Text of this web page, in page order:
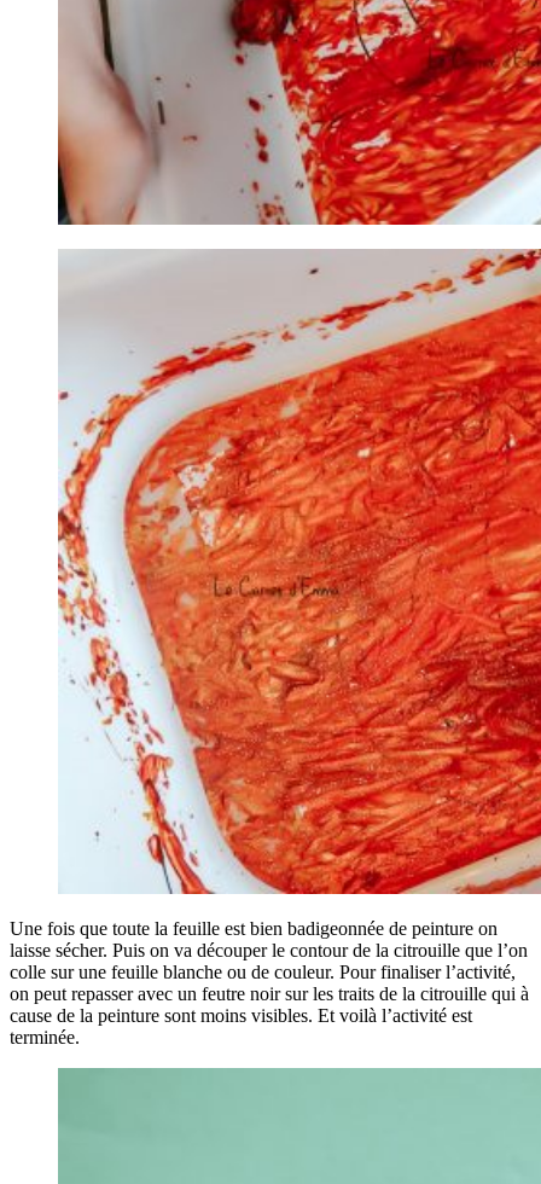
Une fois que toute la feuille est bien badigeonnée de peinture on
laisse sécher. Puis on va découper le contour de la citrouille que l’on
colle sur une feuille blanche ou de couleur. Pour finaliser l’activité,
on peut repasser avec un feutre noir sur les traits de la citrouille qui à
cause de la peinture sont moins visibles. Et voilà l’activité est
terminée.